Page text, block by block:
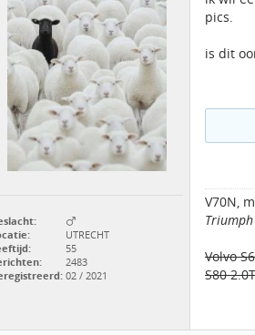
UTRECHT
55
2483
02 / 2021
pics.
is dit
V70N,
Volvo
S80